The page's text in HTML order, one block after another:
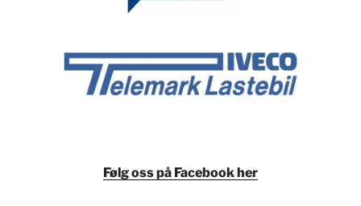
Følg oss på Facebook her